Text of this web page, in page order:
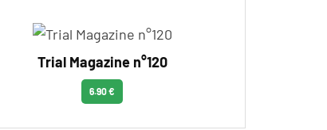
Trial Magazine n°120
6.90 €